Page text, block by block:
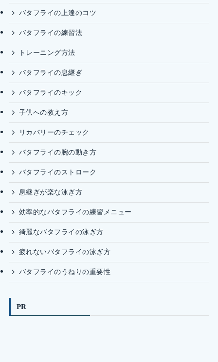
バタフライの上達のコツ
バタフライの練習法
トレーニング方法
バタフライの息継ぎ
バタフライのキック
子供への教え方
リカバリーのチェック
バタフライの腕の動き方
バタフライのストローク
息継ぎが楽な泳ぎ方
効率的なバタフライの練習メニュー
綺麗なバタフライの泳ぎ方
疲れないバタフライの泳ぎ方
バタフライのうねりの重要性
PR